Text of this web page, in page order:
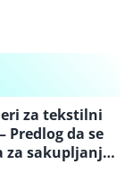
za tekstilni
Predlog da se
za sakupljanje i